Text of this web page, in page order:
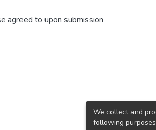
agreed to upon submission
We collect and
following